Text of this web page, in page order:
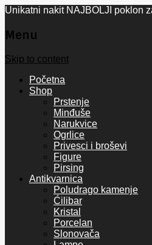
Unikatni nakit NAJBOLJI poklon
Menu
Skip to content
Početna
Shop
Prstenje
Minđuše
Narukvice
Ogrlice
Privesci i broševi
Figure
Pirsing
Antikvarnica
Poludrago kamenje
Ćilibar
Kristal
Porcelan
Slonovača